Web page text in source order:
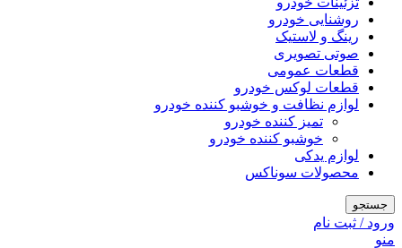
روشنایی خودرو
رینگ و لاستیک
صوتی تصویری
قطعات عمومی
قطعات لوکس خودرو
لوازم نظافت و خوشبو کننده خودرو
تمیز کننده خودرو
خوشبو کننده خودرو
لوازم یدکی
محصولات سوناکس
جستجو
ورود / ثبت نام
منو